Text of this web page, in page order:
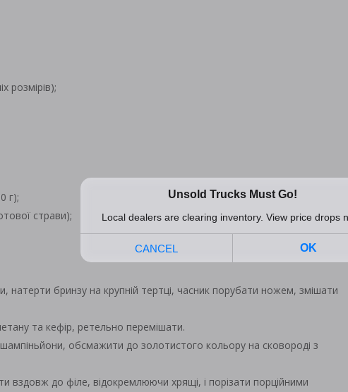
розмірів);
г);
страви);
натерти бринзу на крупній тертці, часник порубати ножем, змішати
та кефір, ретельно перемішати.
обсмажити до золотистого кольору на сковороді з
вздовж до філе, відокремлюючи хрящі, і порізати порційними